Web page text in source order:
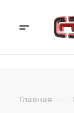
Главная —